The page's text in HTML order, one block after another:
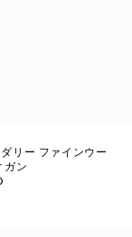
リー ファインウー
ガン